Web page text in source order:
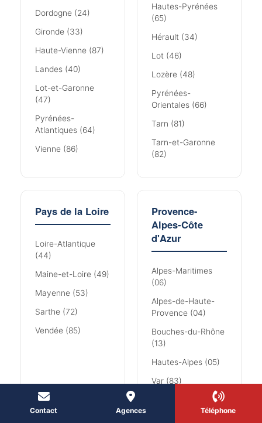
Dordogne (24)
Gironde (33)
Haute-Vienne (87)
Landes (40)
Lot-et-Garonne
(47)
Pyrénées-
Atlantiques (64)
Vienne (86)
Hautes-Pyrénées
(65)
Hérault (34)
Lot (46)
Lozère (48)
Pyrénées-
Orientales (66)
Tarn (81)
Tarn-et-Garonne
(82)
Pays de la Loire
Loire-Atlantique
(44)
Maine-et-Loire (49)
Mayenne (53)
Sarthe (72)
Vendée (85)
Provence-
Alpes-Côte
d'Azur
Alpes-Maritimes
(06)
Alpes-de-Haute-
Provence (04)
Bouches-du-Rhône
(13)
Hautes-Alpes (05)
Var (83)
Contact Agences Téléphone